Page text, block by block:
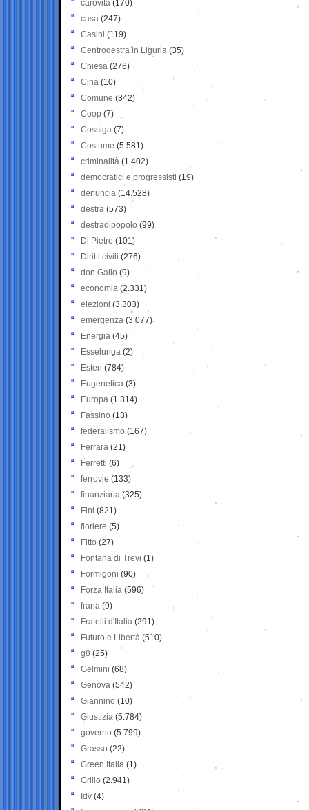
carovita (170)
casa (247)
Casini (119)
Centrodestra in Liguria (35)
Chiesa (276)
Cina (10)
Comune (342)
Coop (7)
Cossiga (7)
Costume (5.581)
criminalità (1.402)
democratici e progressisti (19)
denuncia (14.528)
destra (573)
destradipopolo (99)
Di Pietro (101)
Diritti civili (276)
don Gallo (9)
economia (2.331)
elezioni (3.303)
emergenza (3.077)
Energia (45)
Esselunga (2)
Esteri (784)
Eugenetica (3)
Europa (1.314)
Fassino (13)
federalismo (167)
Ferrara (21)
Ferretti (6)
ferrovie (133)
finanziaria (325)
Fini (821)
fioriere (5)
Fitto (27)
Fontana di Trevi (1)
Formigoni (90)
Forza Italia (596)
frana (9)
Fratelli d'Italia (291)
Futuro e Libertà (510)
g8 (25)
Gelmini (68)
Genova (542)
Giannino (10)
Giustizia (5.784)
governo (5.799)
Grasso (22)
Green Italia (1)
Grillo (2.941)
Idv (4)